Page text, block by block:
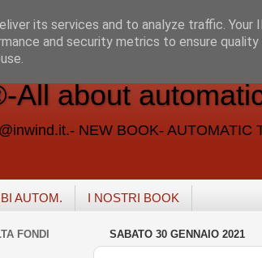
All about
NEW BOOK- AUTOMATIC
AUTOM. I NOSTRI BOOK
SABATO 30 GENNAIO 2021
FONDI
its services and to analyze traffic. Your
and security metrics to ensure